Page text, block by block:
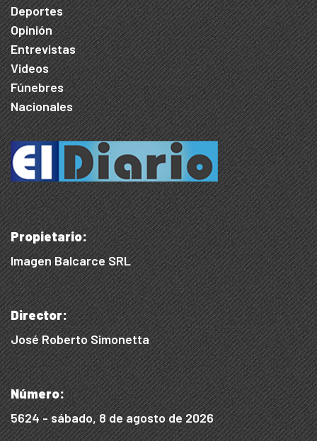
Deportes
Opinión
Entrevistas
Videos
Fúnebres
Nacionales
Propietario:
Imagen Balcarce SRL
Director:
José Roberto Simonetta
Número:
5624 - sábado, 8 de agosto de 2026